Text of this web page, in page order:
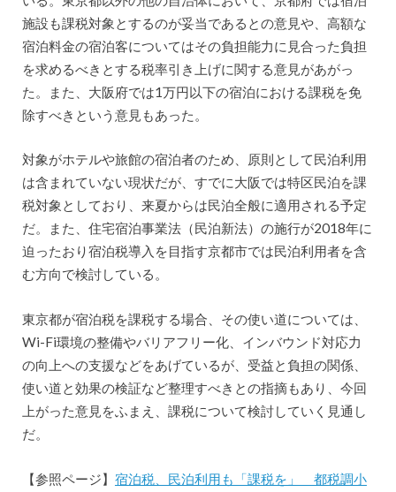
施設も課税対象とするのが妥当であるとの意見や、高額な
宿泊料金の宿泊客についてはその負担能力に見合った負担
を求めるべきとする税率引き上げに関する意見があがっ
た。また、大阪府では1万円以下の宿泊における課税を免
除すべきという意見もあった。
対象がホテルや旅館の宿泊者のため、原則として民泊利用
は含まれていない現状だが、すでに大阪では特区民泊を課
税対象としており、来夏からは民泊全般に適用される予定
だ。また、住宅宿泊事業法（民泊新法）の施行が2018年に
迫ったおり宿泊税導入を目指す京都市では民泊利用者を含
む方向で検討している。
東京都が宿泊税を課税する場合、その使い道については、
Wi-Fi環境の整備やバリアフリー化、インバウンド対応力
の向上への支援などをあげているが、受益と負担の関係、
使い道と効果の検証など整理すべきとの指摘もあり、今回
上がった意見をふまえ、課税について検討していく見通し
だ。
【参照ページ】 宿泊税、民泊利用も「課税を」 都税調小